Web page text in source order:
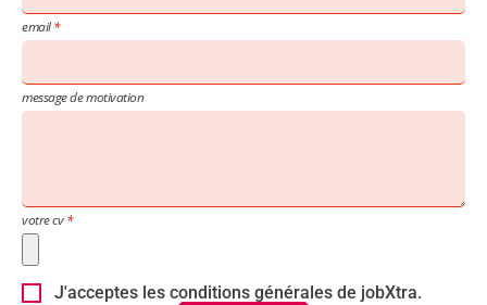
email
message de motivation
votre cv
J'acceptes les conditions générales de jobXtra.